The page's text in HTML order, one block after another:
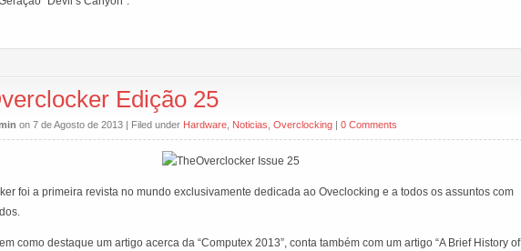
Edição 25
on 7 de Agosto de 2013 | Filed under Hardware Noticias Overclocking | 0 Comments
foi a primeira revista no mundo exclusivamente dedicada ao Oveclocking e a todos os assuntos com
como destaque um artigo acerca da “Computex 2013”, conta também com um artigo “A Brief History of